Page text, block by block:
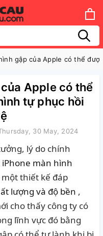
gập của Apple có thể
Apple có thể
tự phục hồi
30 May, 2024
lý do chính
iPhone màn hình
thiết kế đáp
lượng và độ bền ,
cho thấy công ty có
lĩnh vực đó bằng